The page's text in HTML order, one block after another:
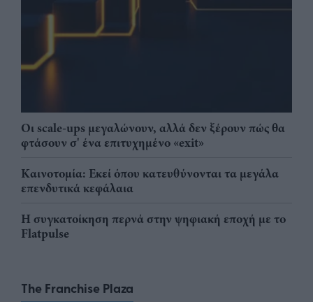
Οι scale-ups μεγαλώνουν, αλλά δεν ξέρουν πώς θα
φτάσουν σ' ένα επιτυχημένο «exit»
Καινοτομία: Εκεί όπου κατευθύνονται τα μεγάλα
επενδυτικά κεφάλαια
Η συγκατοίκηση περνά στην ψηφιακή εποχή με το
Flatpulse
The Franchise Plaza